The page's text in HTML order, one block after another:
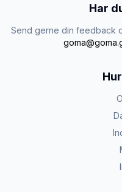
Har
Send gerne din feedback